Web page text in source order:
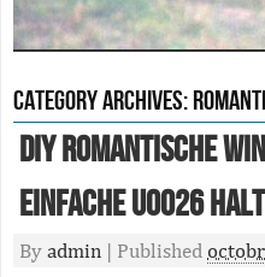
Category Archives:
Diy Romantische
Einfache U0026
By admin | Published